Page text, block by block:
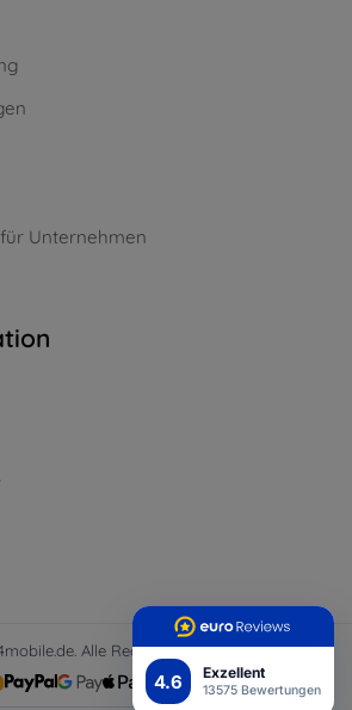
4.6 Exzellent
13575 Bewertungen
Unternehmen
Alle Rechte vorbehalten.